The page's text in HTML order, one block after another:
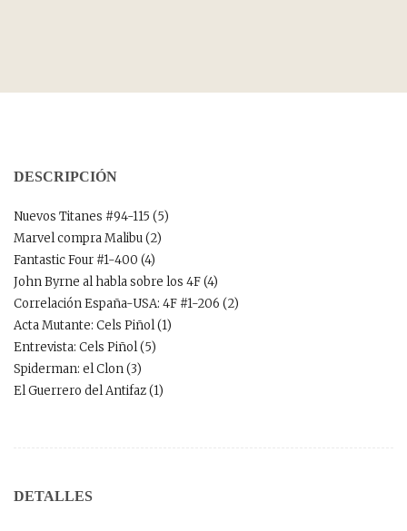
DESCRIPCIÓN
Nuevos Titanes #94-115 (5)
Marvel compra Malibu (2)
Fantastic Four #1-400 (4)
John Byrne al habla sobre los 4F (4)
Correlación España-USA: 4F #1-206 (2)
Acta Mutante: Cels Piñol (1)
Entrevista: Cels Piñol (5)
Spiderman: el Clon (3)
El Guerrero del Antifaz (1)
DETALLES